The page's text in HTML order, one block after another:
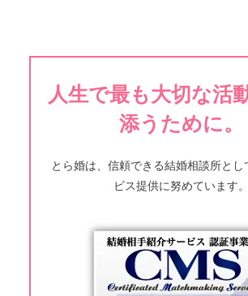
人生で最も大切な活
添うために。
とら婚は、信頼できる結婚相談所とし
ビス提供に努めています。